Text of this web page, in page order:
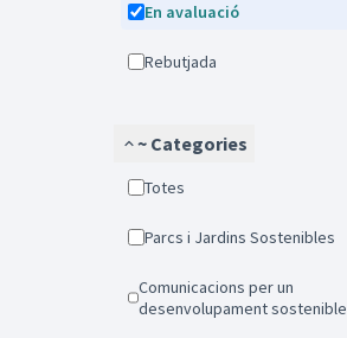
En avaluació
Rebutjada
~ Categories
Totes
Parcs i Jardins Sostenibles
Comunicacions per un
desenvolupament sostenible